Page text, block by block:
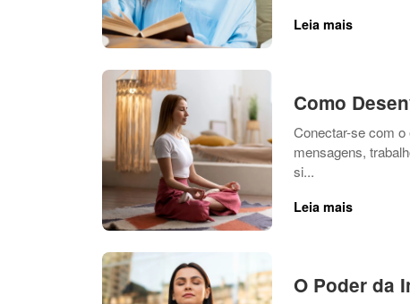
Leia mais
Como
Conectar-se com
mensagens,
si...
Leia mais
O Poder da